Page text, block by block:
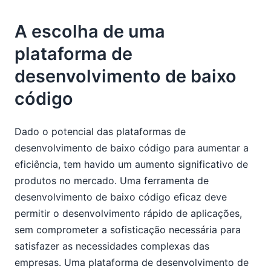
A escolha de uma
plataforma de
desenvolvimento de baixo
código
Dado o potencial das plataformas de
desenvolvimento de baixo código para aumentar a
eficiência, tem havido um aumento significativo de
produtos no mercado. Uma ferramenta de
desenvolvimento de baixo código eficaz deve
permitir o desenvolvimento rápido de aplicações,
sem comprometer a sofisticação necessária para
satisfazer as necessidades complexas das
empresas. Uma plataforma de desenvolvimento de